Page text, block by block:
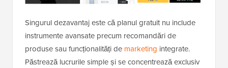
Singurul dezavantaj este că planul gratuit nu include
instrumente avansate precum recomandări de
produse sau funcționalități de marketing integrate.
Păstrează lucrurile simple și se concentrează exclusiv